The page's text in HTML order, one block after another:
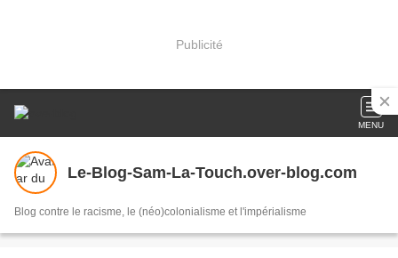
Publicité
MENU
Le-Blog-Sam-La-Touch.over-blog.com
Blog contre le racisme, le (néo)colonialisme et l'impérialisme